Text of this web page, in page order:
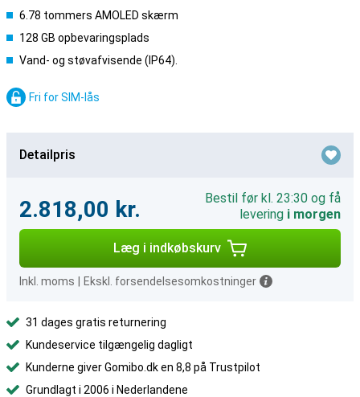
6.78 tommers AMOLED skærm
128 GB opbevaringsplads
Vand- og støvafvisende (IP64).
Fri for SIM-lås
Detailpris
2.818,00 kr.
Bestil før kl. 23:30 og få
levering i morgen
Læg i indkøbskurv
Inkl. moms Ekskl. forsendelsesomkostninger
31 dages gratis returnering
Kundeservice tilgængelig dagligt
Kunderne giver Gomibo.dk en 8,8 på Trustpilot
Grundlagt i 2006 i Nederlandene